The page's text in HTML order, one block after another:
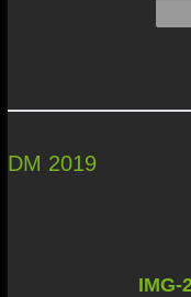
DM 2019
IMG-